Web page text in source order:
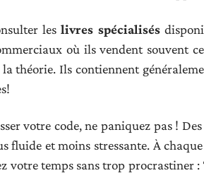
leslivres spécialisés
où ils vendent souvent
théorie. Ils contiennent
votre code, ne paniquez pas !
fluide et moins stressante. À
votre temps sans trop procrastiner :